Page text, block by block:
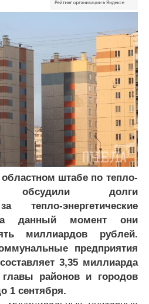
штабе по тепло-
обсудили долги
тепло-энергетические
данный момент они
миллиардов рублей.
предприятия
3,35 миллиарда
районов и городов
1 сентября.